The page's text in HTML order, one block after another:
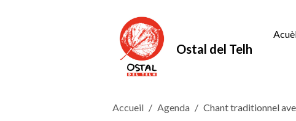
Ostal del Telh
Accueil Agenda Chant traditionnel